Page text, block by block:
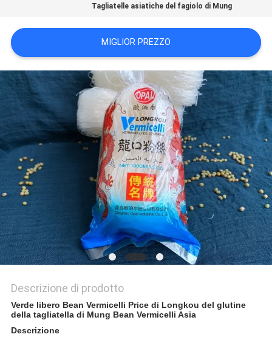
DEL
SITO
PRIVACY
POLICY
Tagliatelle asiatiche del fagiolo di Mung
MIGLIOR PREZZO
Descrizione di prodotto
Verde libero Bean Vermicelli Price di Longkou del glutine
della tagliatella di Mung Bean Vermicelli Asia
Descrizione